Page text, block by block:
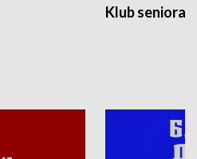
Klub seniora